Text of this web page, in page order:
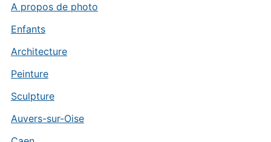
A propos de photo
Enfants
Architecture
Peinture
Sculpture
Auvers-sur-Oise